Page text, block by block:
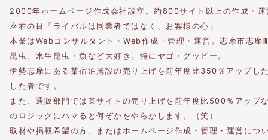
2000年ホームページ作成会社設立。約800サイト以上の作成・運
座右の目「ライバルは同業者ではなく、お客様の心」
本業はWebコンサルタント・Web作成・管理・運営。志摩市志摩
昆虫、水生昆虫・魚など大好き。特にヤゴ・グッピー。
伊勢志摩にある某宿泊施設の売り上げを前年度比350％アップし
した者です。
また、通販部門では某サイトの売り上げを前年度比500％アップ
のロジックにハマると何ぞかをやらかします。（笑）
取材や掲載希望の方、またはホームページ作成・管理・運営につ